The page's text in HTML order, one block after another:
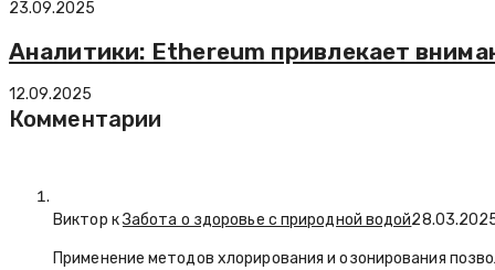
23.09.2025
Аналитики: Ethereum привлекает
12.09.2025
Комментарии
Виктор кЗабота о здоровье с природной водой
Применение методов хлорирования и озонирования